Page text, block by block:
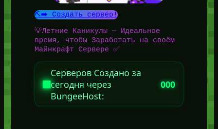
⛏️➡️ Создать сервер!
💡Летние Каникулы — Идеальное
время, чтобы Заработать на своём
Майнкрафт Сервере ✅
Серверов Создано за
сегодня через
BungeeHost:
000